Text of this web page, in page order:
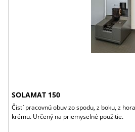
SOLAMAT 150
Čistí pracovnú obuv zo spodu, z boku, z
krému. Určený na priemyselné použitie.